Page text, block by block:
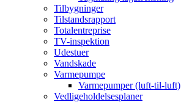
Tilbygninger
Tilstandsrapport
Totalentreprise
TV-inspektion
Udestuer
Vandskade
Varmepumpe
Varmepumper (luft-til-luft)
Vedligeholdelsesplaner